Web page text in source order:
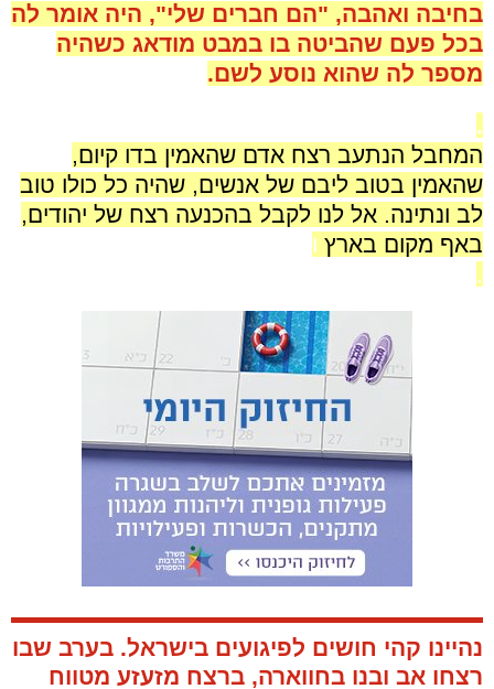
בחיבה ואהבה, "הם חברים שלי", היה אומר לה
בכל פעם שהביטה בו במבט מודאג כשהיה
מספר לה שהוא נוסע לשם.
.
המחבל הנתעב רצח אדם שהאמין בדו קיום,
שהאמין בטוב ליבם של אנשים, שהיה כל כולו טוב
לב ונתינה. אל לנו לקבל בהכנעה רצח של יהודים,
באף מקום בארץ ו
.
נהיינו קהי חושים לפיגועים בישראל. בערב שבו
רצחו אב ובנו בחווארה, ברצח מזעזע מטווח